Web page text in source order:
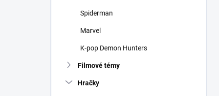
Spiderman
Marvel
K-pop Demon Hunters
Filmové témy
Hračky